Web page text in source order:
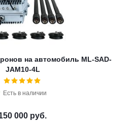
на автомобиль ML-SAD-
JAM10-4L
Есть в наличии
000 руб.